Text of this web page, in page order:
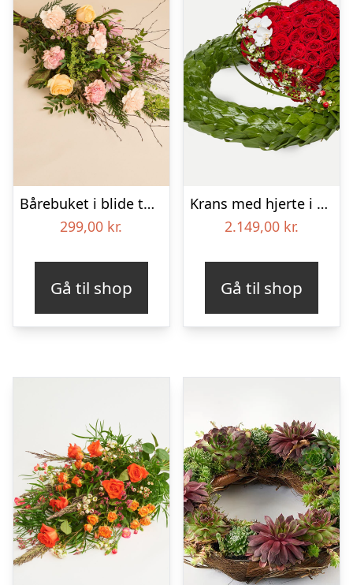
Bårebuket i blide toner
299,00 kr.
Gå til shop
Krans med hjerte i klassisk stil – rød og hvid
2.149,00 kr.
Gå til shop